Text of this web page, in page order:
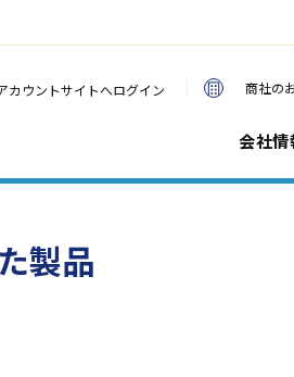
カウントサイトへログイン 商社の
会社情
製品